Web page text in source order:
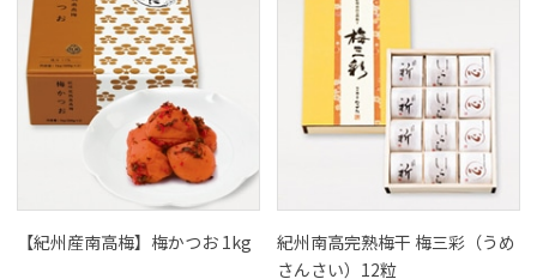
【紀州産南高梅】梅かつお 1kg
紀州南高完熟梅干 梅三彩（うめ
さんさい）12粒